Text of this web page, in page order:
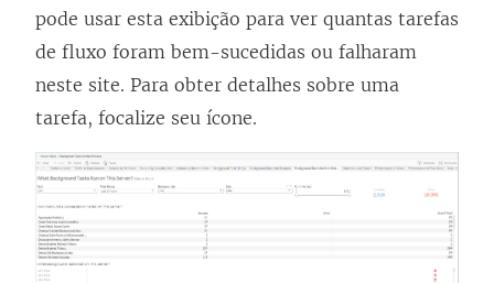
e
e
m
o
v
pode usar esta exibição para ver quantas tarefas
de fluxo foram bem-sucedidas ou falharam
neste site. Para obter detalhes sobre uma
tarefa, focalize seu ícone.